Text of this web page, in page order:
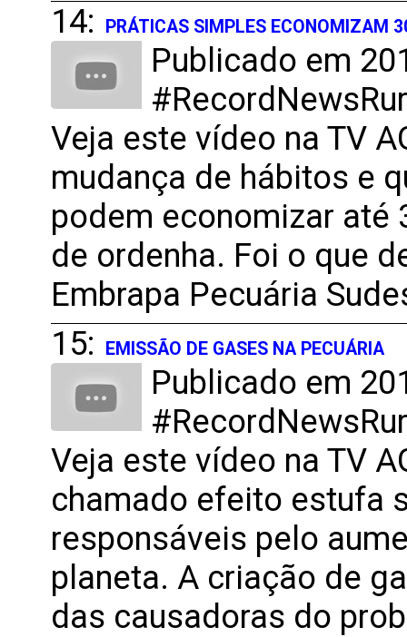
14:
PRÁTICAS SIMPLES ECONOMIZAM
Publicado em
Veja este vídeo na TV
mudança de hábitos e
podem economizar até
de ordenha. Foi o que
Embrapa Pecuária
15:
EMISSÃO DE GASES NA PECUÁRIA
Publicado em
Veja este vídeo na TV
chamado efeito estufa
responsáveis pelo
planeta. A criação de
das causadoras do